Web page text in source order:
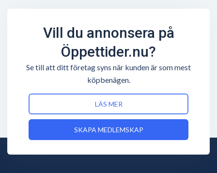
Vill du annonsera på
Öppettider.nu?
Se till att ditt företag syns när kunden är som mest
köpbenägen.
LÄS MER
SKAPA MEDLEMSKAP